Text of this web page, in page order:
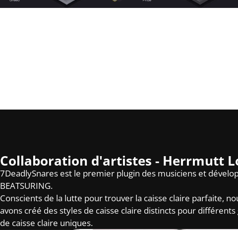
Collaboration d'artistes - Herrmutt
7DeadlySnares est le premier plugin des musiciens et
BEATSURING.
Conscients de la lutte pour trouver la caisse claire parfaite,
avons créé des styles de caisse claire distincts pour
de caisse claire uniques.